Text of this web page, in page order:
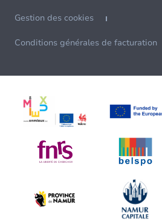
Gestion des cookies
Conditions générales de facturation